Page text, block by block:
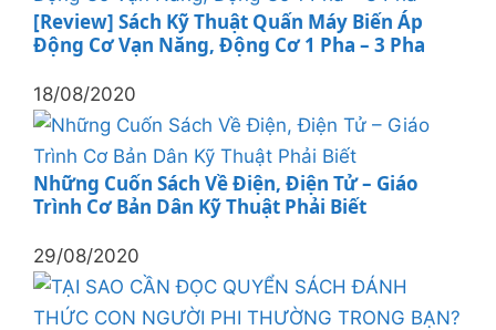
[Review] Sách Kỹ Thuật Quấn Máy Biến Áp
Động Cơ Vạn Năng, Động Cơ 1 Pha – 3 Pha
18/08/2020
Những Cuốn Sách Về Điện, Điện Tử – Giáo
Trình Cơ Bản Dân Kỹ Thuật Phải Biết
29/08/2020